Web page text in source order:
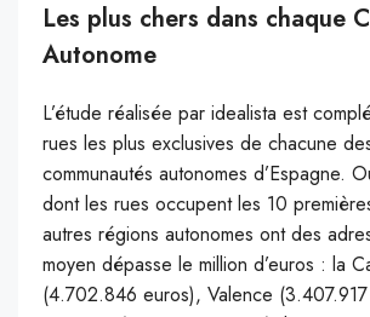
Les plus chers dans chaque
Autonome
L’étude réalisée par idealista est
rues les plus exclusives de chacune
communautés autonomes d’Espagne.
dont les rues occupent les 10
autres régions autonomes ont des
moyen dépasse le million d’euros : la
(4.702.846 euros), Valence